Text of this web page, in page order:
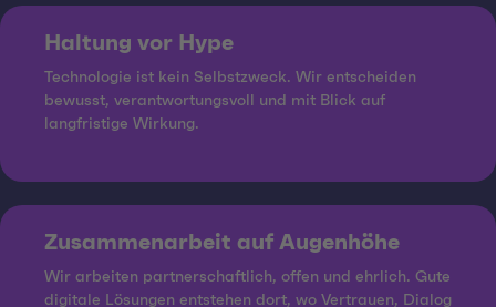
Haltung vor Hype
Technologie ist kein Selbstzweck. Wir entscheiden
bewusst, verantwortungsvoll und mit Blick auf
langfristige Wirkung.
Zusammenarbeit auf Augenhöhe
Wir arbeiten partnerschaftlich, offen und ehrlich. Gute
digitale Lösungen entstehen dort, wo Vertrauen, Dialog